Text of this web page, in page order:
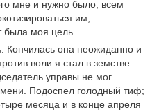
мне и нужно было; всем
им,
была моя цель.
Кончилась она неожиданно и
воли я стал в земстве
управы не мог
Подоспел голодный тиф;
месяца и в конце апреля